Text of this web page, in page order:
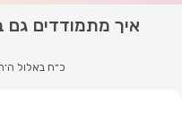
איך מתמודדים
כ״ח באלול ה׳תשפ״ה